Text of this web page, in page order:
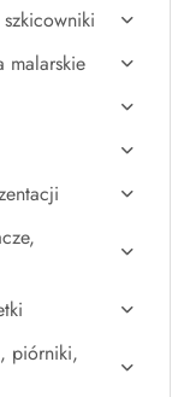
malarskie
piórniki,